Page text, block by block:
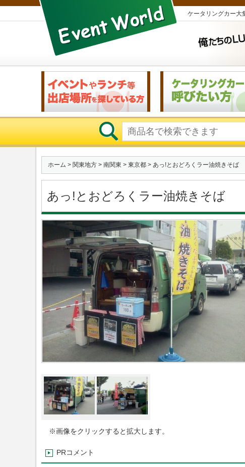
ケータリングカー大
ホーム > 関東地方 > 南関東 > 東京都 > あっ!とおどろくラー油焼きそば
あっ!とおどろくラー油焼きそば
※画像をクリックすると拡大します。
PRコメント